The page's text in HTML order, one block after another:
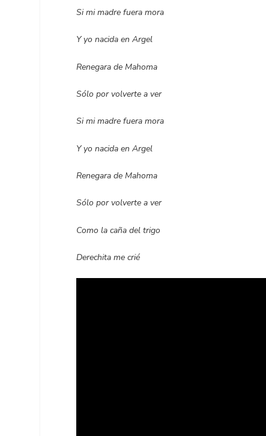
Si mi madre fuera mora
Y yo nacida en Argel
Renegara de Mahoma
Sólo por volverte a ver
Si mi madre fuera mora
Y yo nacida en Argel
Renegara de Mahoma
Sólo por volverte a ver
Como la caña del trigo
Derechita me crié